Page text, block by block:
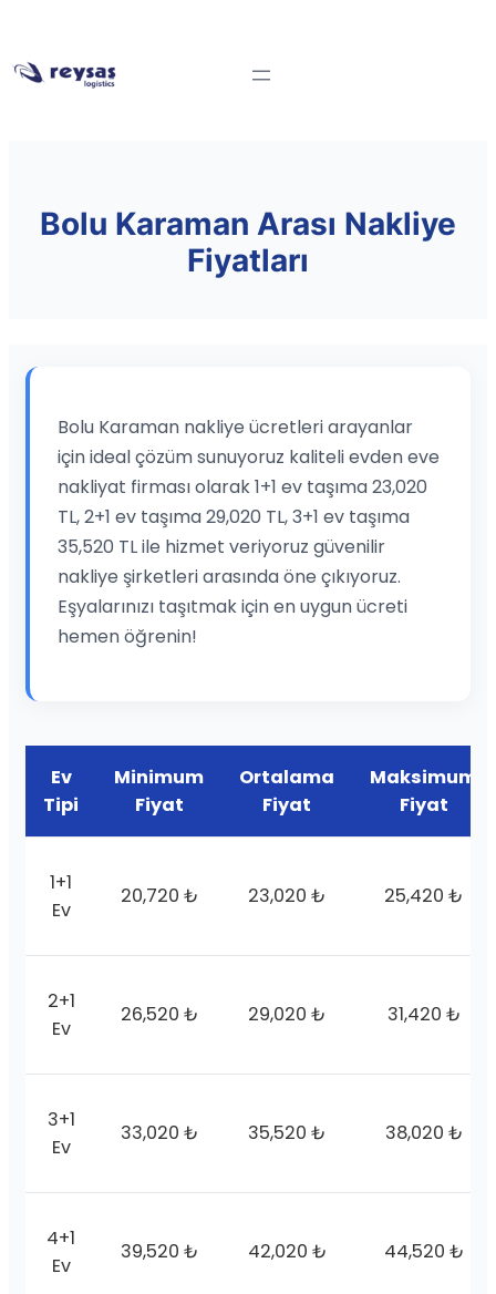
Bolu Karaman Arası Nakliye
Fiyatları
Bolu Karaman nakliye ücretleri arayanlar
için ideal çözüm sunuyoruz kaliteli evden eve
nakliyat firması olarak 1+1 ev taşıma 23,020
TL, 2+1 ev taşıma 29,020 TL, 3+1 ev taşıma
35,520 TL ile hizmet veriyoruz güvenilir
nakliye şirketleri arasında öne çıkıyoruz.
Eşyalarınızı taşıtmak için en uygun ücreti
hemen öğrenin!
Ev
Tipi
Minimum
Fiyat
Ortalama
Fiyat
Maksimum
Fiyat
1+1
Ev
20,720 ₺ 23,020 ₺ 25,420 ₺
2+1
Ev
26,520 ₺ 29,020 ₺ 31,420 ₺
3+1
Ev
33,020 ₺ 35,520 ₺ 38,020 ₺
4+1
Ev
39,520 ₺ 42,020 ₺ 44,520 ₺